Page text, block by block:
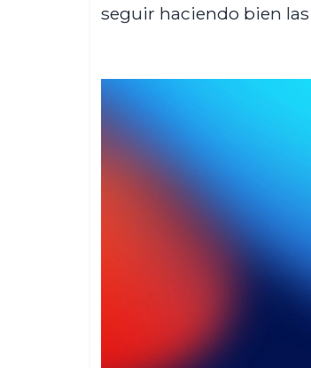
seguir haciendo bien las